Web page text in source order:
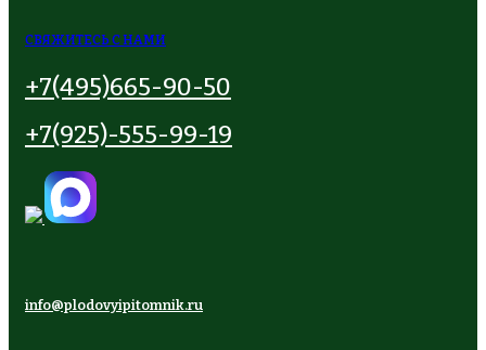
СВЯЖИТЕСЬ С НАМИ
+7(495)665-90-50
+7(925)-555-99-19
info@plodovyipitomnik.ru